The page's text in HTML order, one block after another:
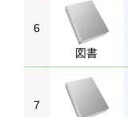
6
図書
7